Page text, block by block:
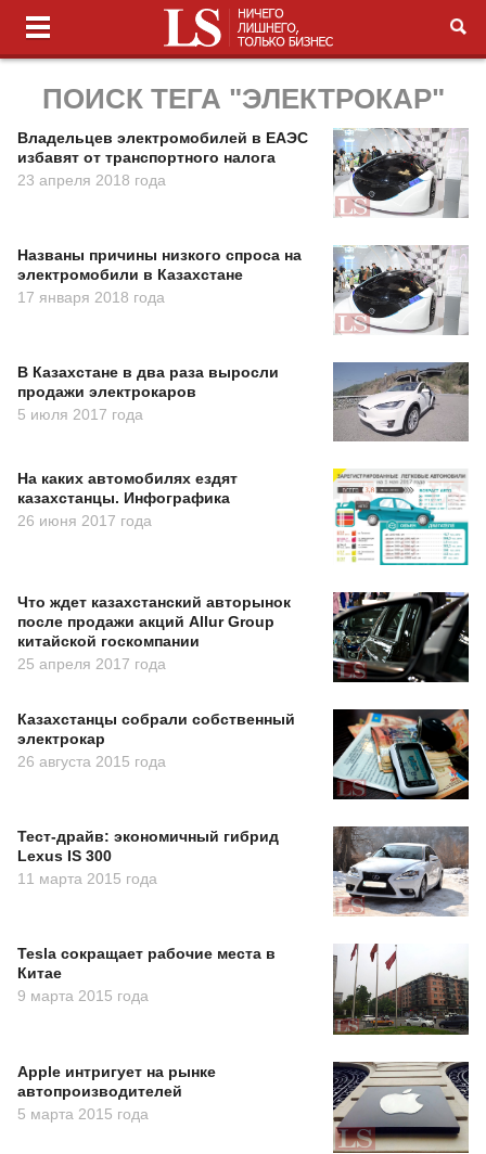
ПОИСК ТЕГА "ЭЛЕКТРОКАР"
Владельцев электромобилей в ЕАЭС
избавят от транспортного налога
23 апреля 2018 года
Названы причины низкого спроса на
электромобили в Казахстане
17 января 2018 года
В Казахстане в два раза выросли
продажи электрокаров
5 июля 2017 года
На каких автомобилях ездят
казахстанцы. Инфографика
26 июня 2017 года
Что ждет казахстанский авторынок
после продажи акций Allur Group
китайской госкомпании
25 апреля 2017 года
Казахстанцы собрали собственный
электрокар
26 августа 2015 года
Тест-драйв: экономичный гибрид
Lexus IS 300
11 марта 2015 года
Tesla сокращает рабочие места в
Китае
9 марта 2015 года
Apple интригует на рынке
автопроизводителей
5 марта 2015 года